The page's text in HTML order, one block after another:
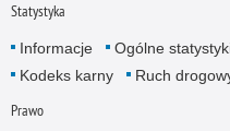
Statystyka
Informacje Ogólne
Kodeks karny
Ruch
Prawo